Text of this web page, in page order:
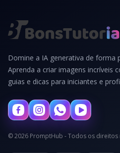
Domine a IA generativa de forma
Aprenda a criar imagens incríveis
guias e dicas para iniciantes e
© 2026 PromptHub - Todos os direitos